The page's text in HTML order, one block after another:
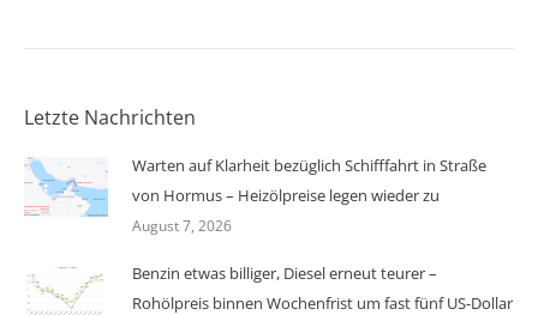
Letzte Nachrichten
Warten auf Klarheit bezüglich Schifffahrt in Straße
von Hormus – Heizölpreise legen wieder zu
August 7, 2026
Benzin etwas billiger, Diesel erneut teurer –
Rohölpreis binnen Wochenfrist um fast fünf US-Dollar